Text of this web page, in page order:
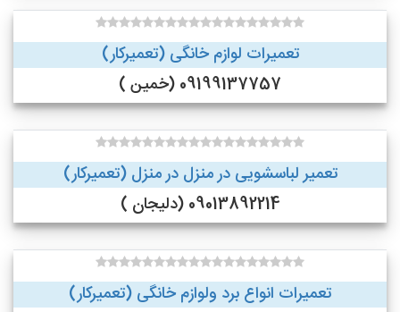
تعمیرات لوازم خانگی (تعمیرکار)
09199137757 (خمین )
تعمیر لباسشویی در منزل در منزل (تعمیرکار)
09013892214 (دلیجان )
تعمیرات انواع برد ولوازم خانگی (تعمیرکار)